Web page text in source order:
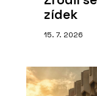
zídek
15. 7. 2026